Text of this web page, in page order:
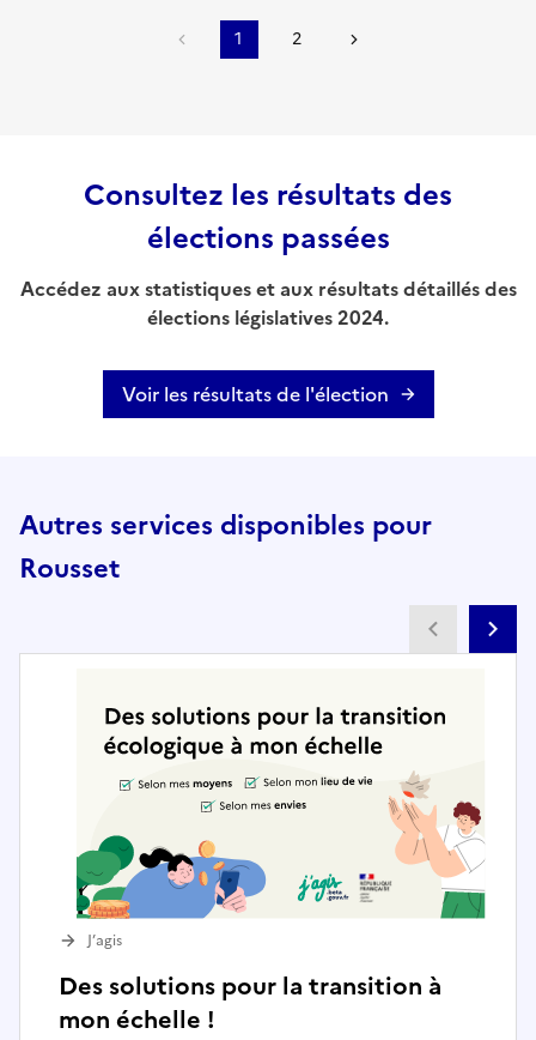
1 2
Consultez les résultats des
élections passées
Accédez aux statistiques et aux résultats détaillés des
élections législatives 2024.
Voir les résultats de l'élection
Autres services disponibles pour
Rousset
Des solutions pour la transition à
mon échelle !
J’agis